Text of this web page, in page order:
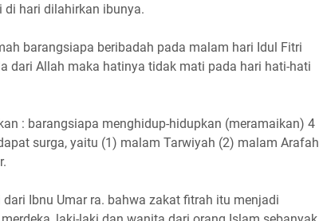
di hari dilahirkan ibunya.
barangsiapa beribadah pada malam hari Idul Fitri
dari Allah maka hatinya tidak mati pada hari hati-hati
: barangsiapa menghidup-hidupkan (meramaikan) 4
surga, yaitu (1) malam Tarwiyah (2) malam Arafah
Ibnu Umar ra. bahwa zakat fitrah itu menjadi